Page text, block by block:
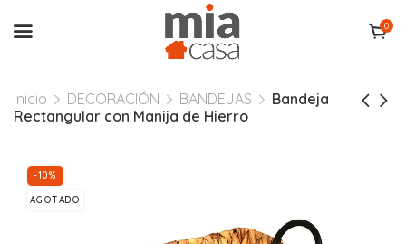
0
Inicio DECORACIÓN BANDEJAS
Bandeja
Rectangular con Manija de Hierro
-10%
AGOTADO